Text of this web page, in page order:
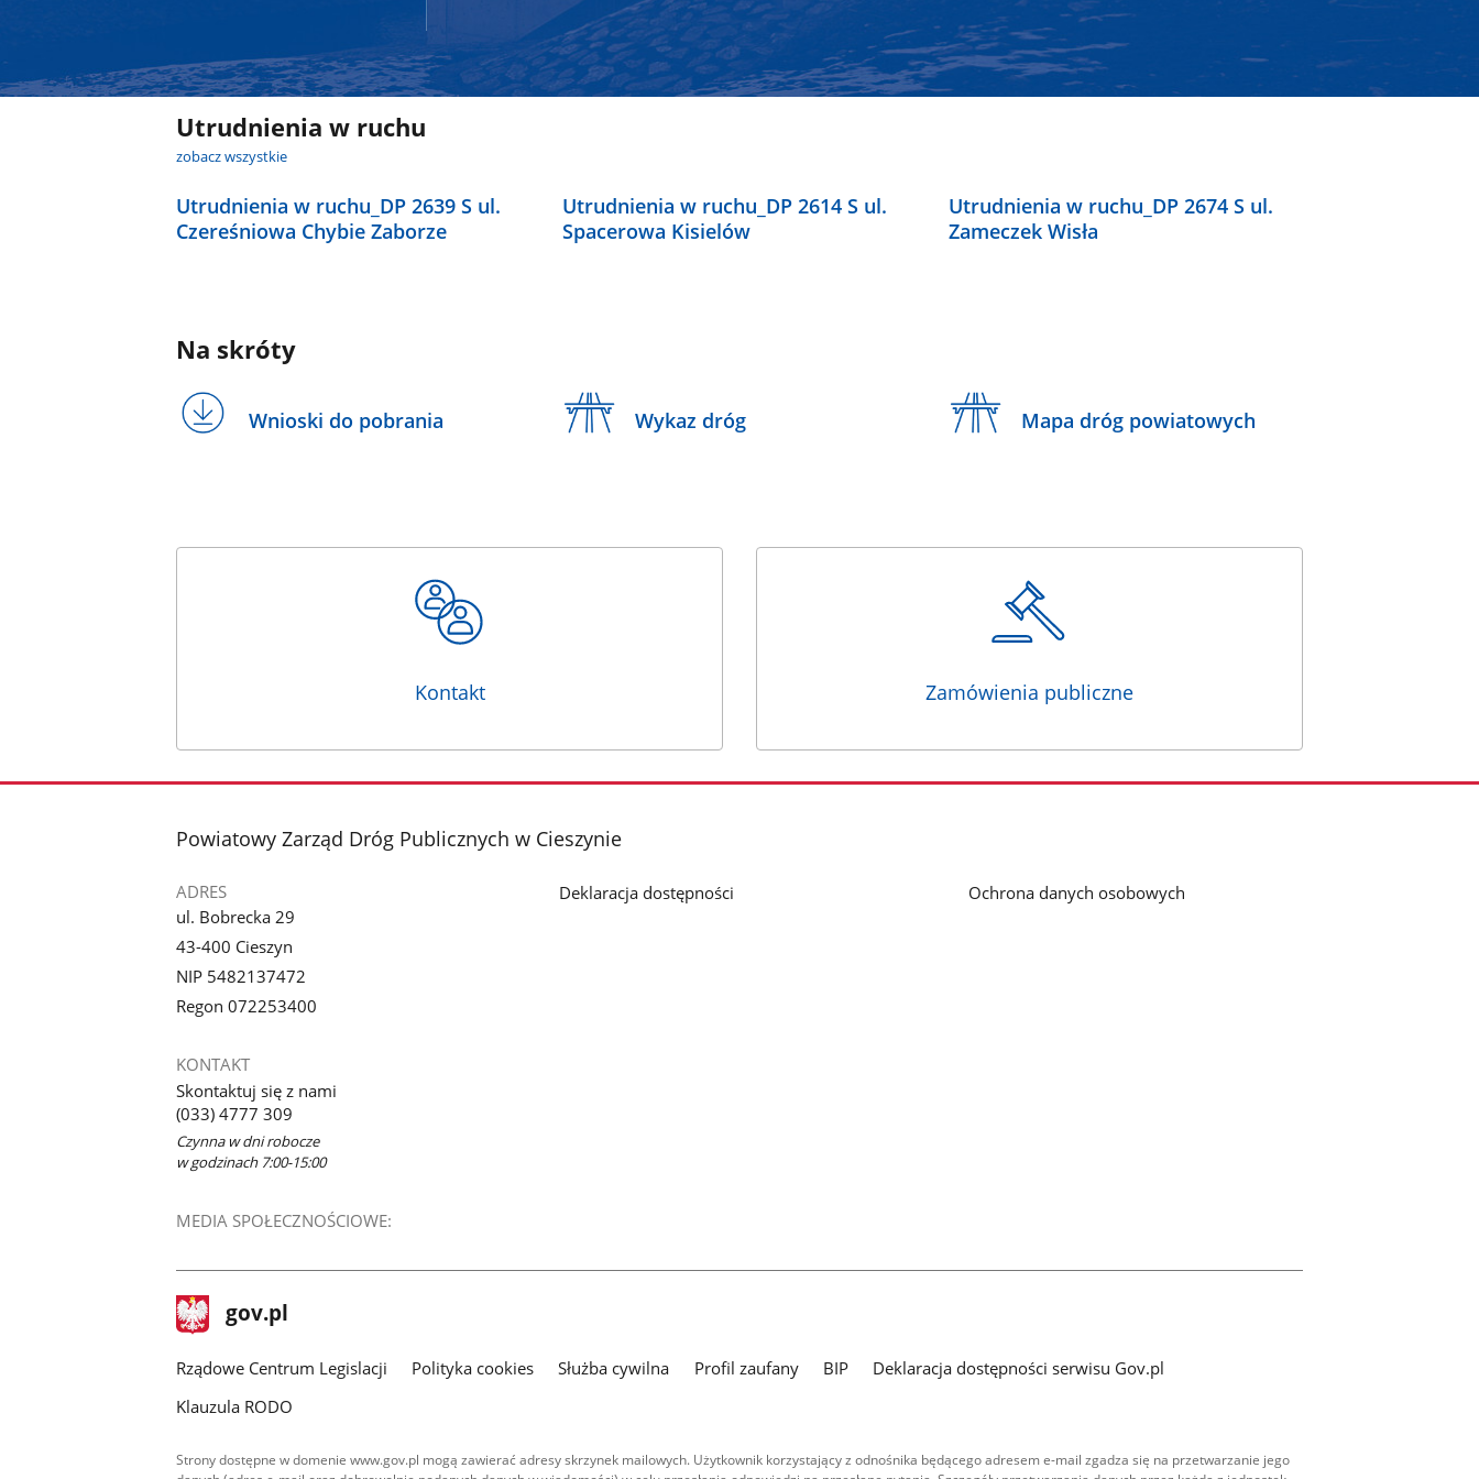
Utrudnienia w ruchu
zobacz wszystkie
Utrudnienia w ruchu_DP 2639 S ul.
Czereśniowa Chybie Zaborze
Utrudnienia w ruchu_DP 2614 S ul.
Spacerowa Kisielów
Utrudnienia w ruchu_DP 2674 S ul.
Zameczek Wisła
Na skróty
Wnioski do pobrania Wykaz dróg Mapa dróg powiatowych
Kontakt Zamówienia publiczne
stopka
Powiatowy Zarząd Dróg Publicznych w Cieszynie
ADRES
ul. Bobrecka 29
43-400 Cieszyn
NIP 5482137472
Regon 072253400
KONTAKT
Skontaktuj się z nami
(033) 4777 309
Czynna w dni robocze
w godzinach 7:00-15:00
MEDIA SPOŁECZNOŚCIOWE:
Deklaracja dostępności Ochrona danych osobowych
stopka
gov.pl Strona
gov.pl
Rządowe Centrum Legislacji Polityka cookies Służba cywilna Profil zaufany BIP
Deklaracja dostępności serwisu Gov.pl
Klauzula RODO
Strony dostępne w domenie www.gov.pl mogą zawierać adresy skrzynek mailowych. Użytkownik korzystający z odnośnika będącego adresem e-mail zgadza się na przetwarzanie jego